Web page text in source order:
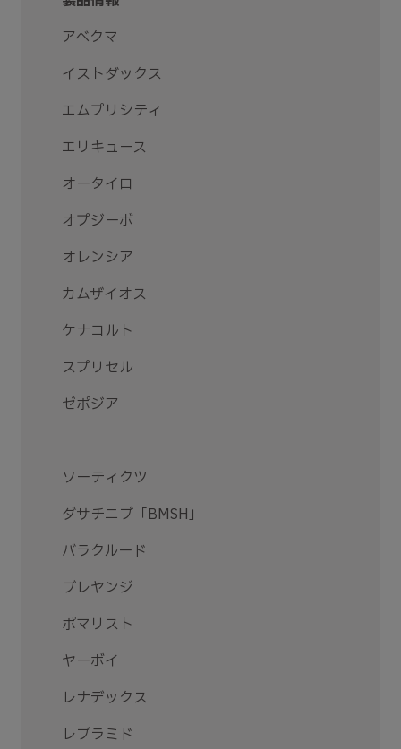
アベクマ
イストダックス
エムプリシティ
エリキュース
オータイロ
オプジーボ
オレンシア
カムザイオス
ケナコルト
スプリセル
ゼポジア
ソーティクツ
ダサチニブ「BMSH」
バラクルード
ブレヤンジ
ポマリスト
ヤーボイ
レナデックス
レブラミド